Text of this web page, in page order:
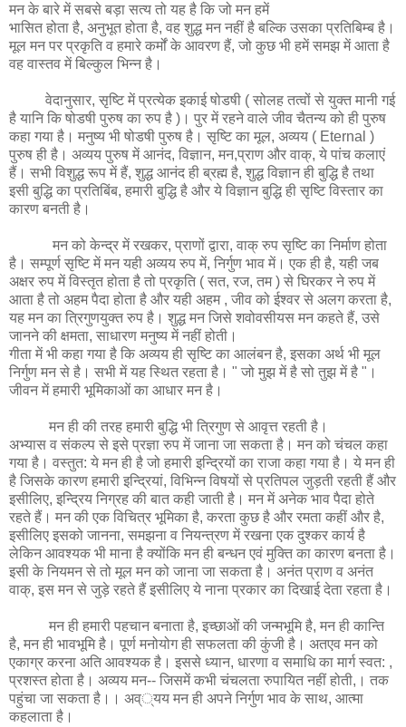
मन के बारे में सबसे बड़ा सत्य तो यह है कि जो मन हमें
भासित होता है, अनुभूत होता है, वह शुद्ध मन नहीं है बल्कि उसका प्रतिबिम्ब है।
मूल मन पर प्रकृति व हमारे कर्मों के आवरण हैं, जो कुछ भी हमें समझ में आता है
वह वास्तव में बिल्कुल भिन्न है।
वेदानुसार, सृष्टि में प्रत्येक इकाई षोडषी ( सोलह तत्वों से युक्त मानी गई
है यानि कि षोडषी पुरुष का रुप है )। पुर में रहने वाले जीव चैतन्य को ही पुरुष
कहा गया है। मनुष्य भी षोडषी पुरुष है। सृष्टि का मूल, अव्यय ( Eternal )
पुरुष ही है। अव्यय पुरुष में आनंद, विज्ञान, मन,प्राण और वाक्, ये पांच कलाएं
हैं। सभी विशुद्ध रूप में हैं, शुद्ध आनंद ही ब्रह्म है, शुद्ध विज्ञान ही बुद्धि है तथा
इसी बुद्धि का प्रतिबिंब, हमारी बुद्धि है और ये विज्ञान बुद्धि ही सृष्टि विस्तार का
कारण बनती है।
मन को केन्द्र में रखकर, प्राणों द्वारा, वाक् रुप सृष्टि का निर्माण होता
है। सम्पूर्ण सृष्टि में मन यही अव्यय रुप में, निर्गुण भाव में। एक ही है, यही जब
अक्षर रुप में विस्तृत होता है तो प्रकृति ( सत, रज, तम ) से घिरकर ने रुप में
आता है तो अहम पैदा होता है और यही अहम , जीव को ईश्वर से अलग करता है,
यह मन का त्रिगुणयुक्त रुप है। शुद्ध मन जिसे शवोवसीयस मन कहते हैं, उसे
जानने की क्षमता, साधारण मनुष्य में नहीं होती।
गीता में भी कहा गया है कि अव्यय ही सृष्टि का आलंबन है, इसका अर्थ भी मूल
निर्गुण मन से है। सभी में यह स्थित रहता है। " जो मुझ में है सो तुझ में है "।
जीवन में हमारी भूमिकाओं का आधार मन है।
मन ही की तरह हमारी बुद्धि भी त्रिगुण से आवृत्त रहती है।
अभ्यास व संकल्प से इसे प्रज्ञा रुप में जाना जा सकता है। मन को चंचल कहा
गया है। वस्तुत: ये मन ही है जो हमारी इन्द्रियों का राजा कहा गया है। ये मन ही
है जिसके कारण हमारी इन्द्रियां, विभिन्न विषयों से प्रतिपल जुड़ती रहती हैं और
इसीलिए, इन्द्रिय निग्रह की बात कही जाती है। मन में अनेक भाव पैदा होते
रहते हैं। मन की एक विचित्र भूमिका है, करता कुछ है और रमता कहीं और है,
इसीलिए इसको जानना, समझना व नियन्त्रण में रखना एक दुश्कर कार्य है
लेकिन आवश्यक भी माना है क्योंकि मन ही बन्धन एवं मुक्ति का कारण बनता है।
इसी के नियमन से तो मूल मन को जाना जा सकता है। अनंत प्राण व अनंत
वाक्, इस मन से जुड़े रहते हैं इसीलिए ये नाना प्रकार का दिखाई देता रहता है।
मन ही हमारी पहचान बनाता है, इच्छाओं की जन्मभूमि है, मन ही कान्ति
है, मन ही भावभूमि है। पूर्ण मनोयोग ही सफलता की कुंजी है। अतएव मन को
एकाग्र करना अति आवश्यक है। इससे ध्यान, धारणा व समाधि का मार्ग स्वत: ,
प्रशस्त होता है। अव्यय मन-- जिसमें कभी चंचलता रुपायित नहीं होती,। तक
पहुंचा जा सकता है।। अव््यय मन ही अपने निर्गुण भाव के साथ, आत्मा
कहलाता है।